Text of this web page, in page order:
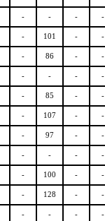
- - - -
- 101 - -
- 86 - -
- - - -
- 85 - -
- 107 - -
- 97 - -
- - - -
- 100 - -
- 128 - -
- - - -